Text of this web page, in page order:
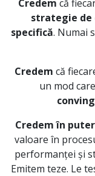
Credem că
strategie de
specifică. Numai
Credem că
un mod
Credem în
valoare în
performanței și
Emitem teze. Le